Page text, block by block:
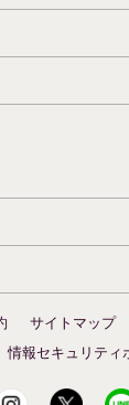
サイトマップ
情報セキュリティ